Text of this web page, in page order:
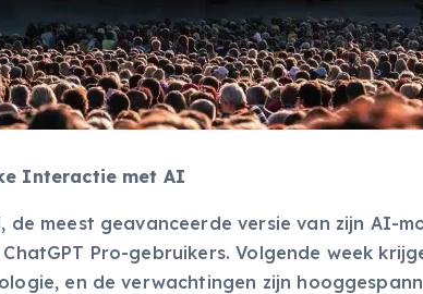
Interactie met AI
de meest geavanceerde versie van zijn AI-
Pro-gebruikers. Volgende week
en de verwachtingen zijn